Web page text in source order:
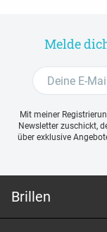
Melde
Mit meiner
Newsletter zuschickt,
über exklusive
Brillen